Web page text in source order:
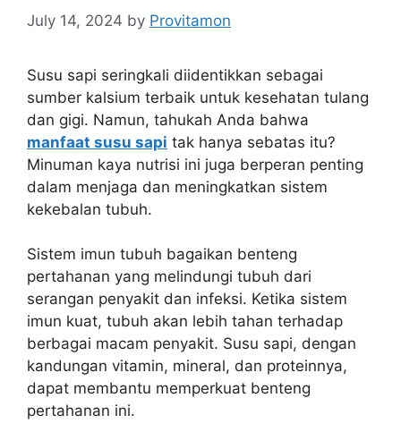
July 14, 2024 by Provitamon
Susu sapi seringkali diidentikkan sebagai
sumber kalsium terbaik untuk kesehatan tulang
dan gigi. Namun, tahukah Anda bahwa
manfaat susu sapi tak hanya sebatas itu?
Minuman kaya nutrisi ini juga berperan penting
dalam menjaga dan meningkatkan sistem
kekebalan tubuh.
Sistem imun tubuh bagaikan benteng
pertahanan yang melindungi tubuh dari
serangan penyakit dan infeksi. Ketika sistem
imun kuat, tubuh akan lebih tahan terhadap
berbagai macam penyakit. Susu sapi, dengan
kandungan vitamin, mineral, dan proteinnya,
dapat membantu memperkuat benteng
pertahanan ini.